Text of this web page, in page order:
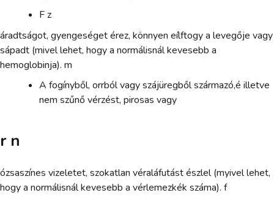
F z
áradtságot, gyengeséget érez, könnyen eílftogy a levegője vagy
sápadt (mivel lehet, hogy a normálisnál kevesebb a
hemoglobinja). m
A fogínyből, orrból vagy szájüregből származó,é illetve
nem szűnő vérzést, pirosas vagy
r n
ózsaszínes vizeletet, szokatlan véraláfutást észlel (myivel lehet,
hogy a normálisnál kevesebb a vérlemezkék száma). f